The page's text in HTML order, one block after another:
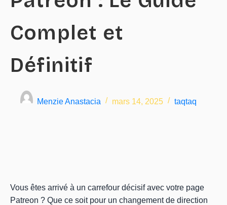
Complet et
Définitif
Menzie Anastacia mars 14, 2025 taqtaq
Vous êtes arrivé à un carrefour décisif avec votre page
Patreon ? Que ce soit pour un changement de direction